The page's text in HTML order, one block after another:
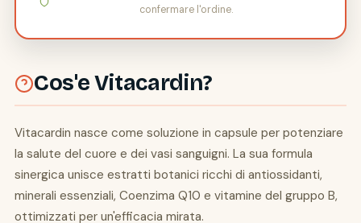
confermare l'ordine.
Cos'e Vitacardin?
Vitacardin nasce come soluzione in capsule per potenziare
la salute del cuore e dei vasi sanguigni. La sua formula
sinergica unisce estratti botanici ricchi di antiossidanti,
minerali essenziali, Coenzima Q10 e vitamine del gruppo B,
ottimizzati per un'efficacia mirata.